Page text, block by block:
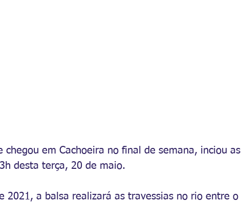
chegou em Cachoeira no final de semana, inciou as
desta terça, 20 de maio.
2021, a balsa realizará as travessias no rio entre o